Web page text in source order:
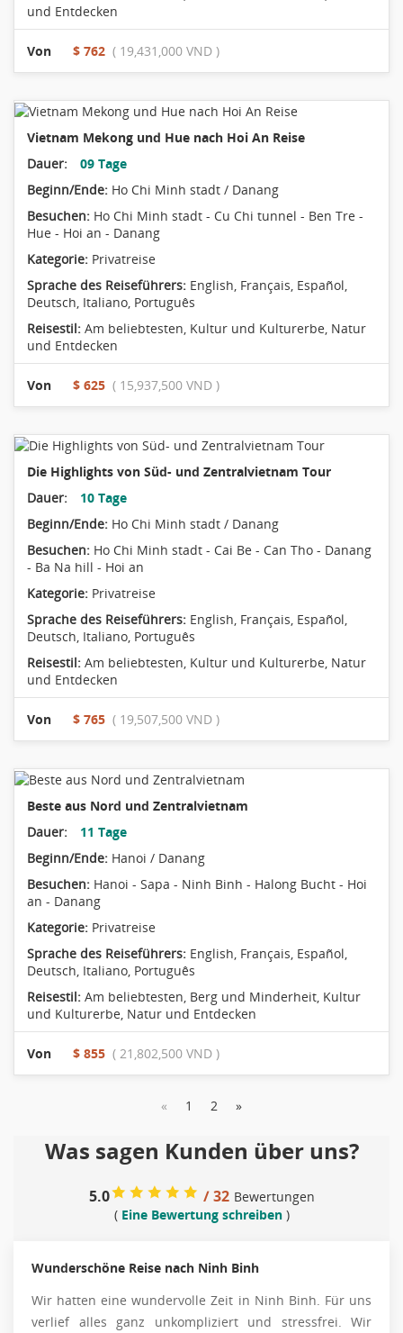
und Entdecken
Von $ 762 ( 19,431,000 VND )
Vietnam Mekong und Hue nach Hoi An Reise
Dauer:
09 Tage
Beginn/Ende: Ho Chi Minh stadt / Danang
Besuchen: Ho Chi Minh stadt - Cu Chi tunnel - Ben Tre -
Hue - Hoi an - Danang
Kategorie: Privatreise
Sprache des Reiseführers: English, Français, Español,
Deutsch, Italiano, Português
Reisestil: Am beliebtesten, Kultur und Kulturerbe, Natur
und Entdecken
Von $ 625 ( 15,937,500 VND )
Die Highlights von Süd- und Zentralvietnam Tour
Dauer:
10 Tage
Beginn/Ende: Ho Chi Minh stadt / Danang
Besuchen: Ho Chi Minh stadt - Cai Be - Can Tho - Danang
- Ba Na hill - Hoi an
Kategorie: Privatreise
Sprache des Reiseführers: English, Français, Español,
Deutsch, Italiano, Português
Reisestil: Am beliebtesten Kultur und Kulturerbe Natur
und Entdecken
Von $ 765 ( 19,507,500 VND )
Beste aus Nord und Zentralvietnam
Dauer:
11 Tage
Beginn/Ende: Hanoi / Danang
Besuchen: Hanoi - Sapa - Ninh Binh - Halong Bucht - Hoi
an - Danang
Kategorie: Privatreise
Sprache des Reiseführers: English, Français, Español,
Deutsch, Italiano, Português
Reisestil: Am beliebtesten Berg und Minderheit Kultur
und Kulturerbe Natur und Entdecken
Von $ 855 ( 21,802,500 VND )
« 1 2 »
Was sagen Kunden über uns?
5.0 / 32 Bewertungen
( Eine Bewertung schreiben)
Wunderschöne Reise nach Ninh Binh
Wir hatten eine wundervolle Zeit in Ninh Binh. Für uns
verlief alles ganz unkompliziert und stressfrei. Wir